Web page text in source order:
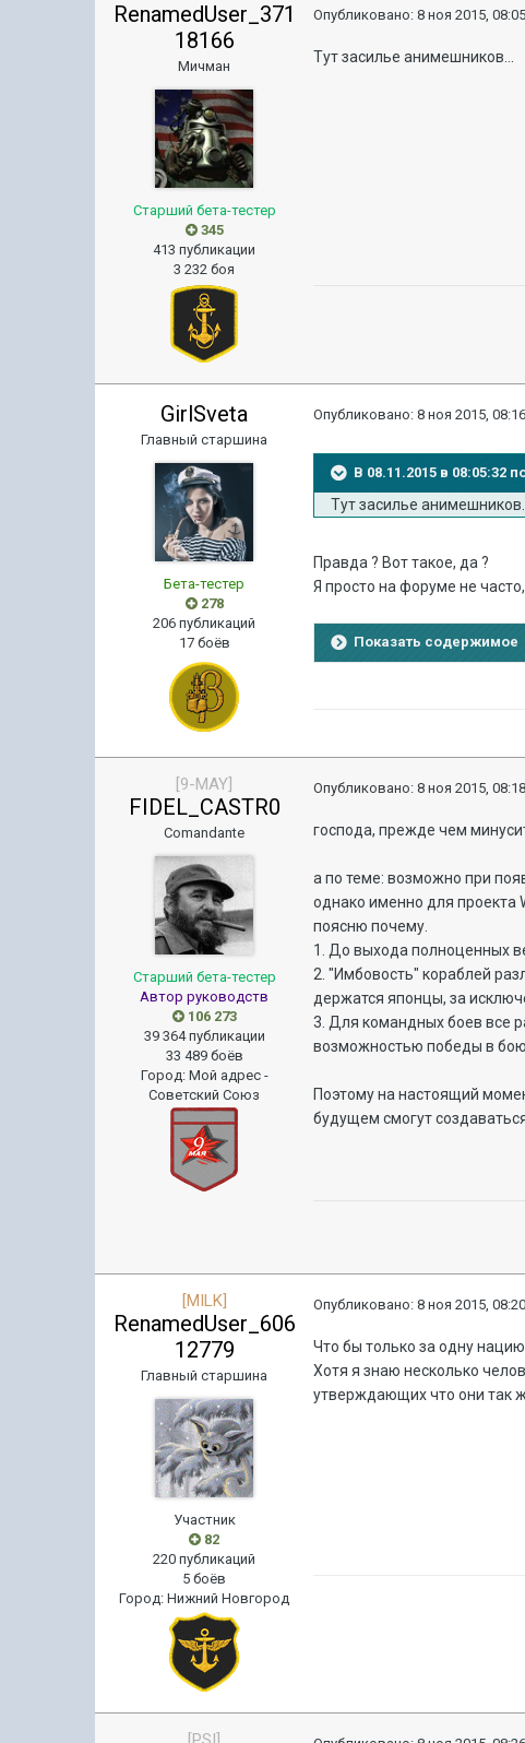
RenamedUser_371
18166
Мичман
Старший бета-тестер
345
413 публикации
3 232 боя
Опубликовано:8 ноя 2015,
Тут засилье анимешников...
GirlSveta
Главный старшина
Бета-тестер
278
206 публикаций
17 боёв
Опубликовано:8 ноя 2015,
В 08.11.2015 в 08:05:32
Тут засилье
Правда ? Вот такое, да ?
Я просто на форуме не часто,
Показать содержимое
[9-MAY]
FIDEL_CASTR0
Comandante
Старший бета-тестер
Автор руководств
106 273
39 364 публикации
33 489 боёв
Город: Мой адрес -
Советский Союз
Опубликовано:8 ноя 2015,
господа, прежде чем
а по теме: возможно при
однако именно для проекта
поясню почему.
1. До выхода полноценных
2. "Имбовость" кораблей
держатся японцы, за
3. Для командных боев все
возможностью победы в бою.
Поэтому на настоящий
будущем смогут
[MILK]
RenamedUser_606
12779
Главный старшина
Участник
82
220 публикаций
5 боёв
Город:Нижний Новгород
Опубликовано:8 ноя 2015,
Что бы только за одну
Хотя я знаю несколько
утверждающих что они так